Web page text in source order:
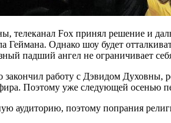
телеканал Fox принял решение и
Геймана. Однако шоу будет
падший ангел не ограничивает
закончил работу с Дэвидом
Поэтому уже следующей осенью
аудиторию, поэтому попрания